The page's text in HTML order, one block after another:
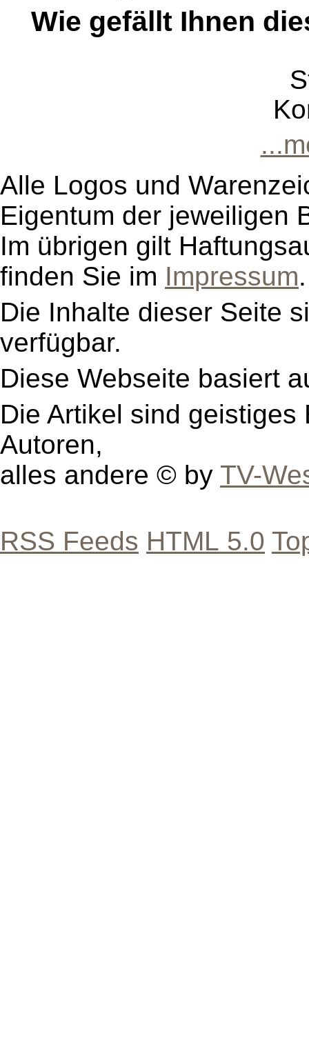
Wie gefällt Ihnen
Alle Logos und
Eigentum der jeweiligen
Im übrigen gilt
finden Sie im Impressum.
Die Inhalte dieser Seite
verfügbar.
Diese Webseite basiert
Die Artikel sind
Autoren,
alles andere © by TV-
RSS Feeds HTML 5.0